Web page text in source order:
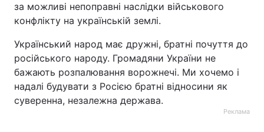
Контакти
Послуги
за можливі непоправні наслідки військового
конфлікту на українській землі.
Український народ має дружні, братні почуття до
російського народу. Громадяни України не
бажають розпалювання ворожнечі. Ми хочемо і
надалі будувати з Росією братні відносини як
суверенна, незалежна держава.
Реклама